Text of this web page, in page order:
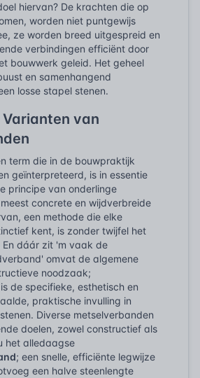
hiervan? De krachten die op
worden niet puntgewijs
ze worden breed uitgespreid en
verbindingen efficiënt door
bouwwerk geleid. Het geheel
en samenhangend
losse stapel stenen.
van
term die in de bouwpraktijk
geïnterpreteerd, is in essentie
principe van onderlinge
concrete en wijdverbreide
een methode die elke
kent, is zonder twijfel het
En dáár zit 'm vaak de
omvat de algemene
noodzaak;
de specifieke, esthetisch en
praktische invulling in
Diverse metselverbanden
doelen, zowel constructief als
het alledaagse
; een snelle, efficiënte legwijze
een halve steenlengte